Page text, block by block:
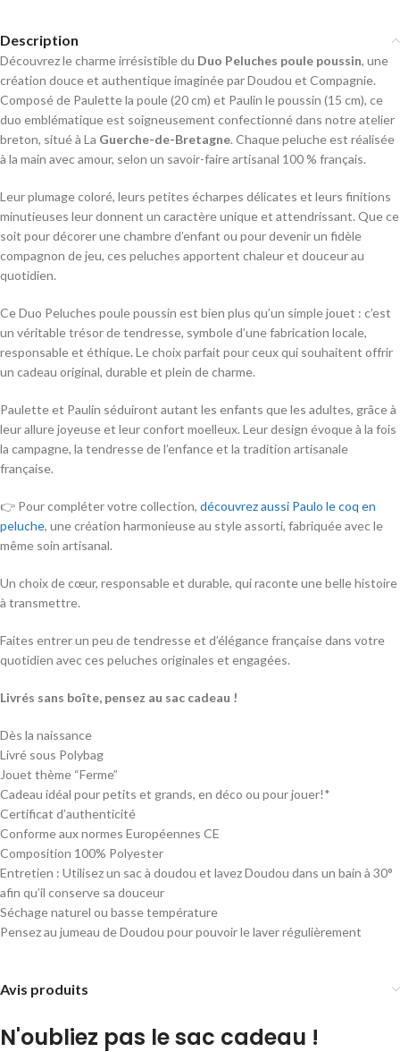
Description
Découvrez le charme irrésistible du Duo Peluches poule poussin, une
création douce et authentique imaginée par Doudou et Compagnie.
Composé de Paulette la poule (20 cm) et Paulin le poussin (15 cm), ce
duo emblématique est soigneusement confectionné dans notre atelier
breton, situé à La Guerche-de-Bretagne. Chaque peluche est réalisée
à la main avec amour, selon un savoir-faire artisanal 100 % français.
Leur plumage coloré, leurs petites écharpes délicates et leurs finitions
minutieuses leur donnent un caractère unique et attendrissant. Que ce
soit pour décorer une chambre d’enfant ou pour devenir un fidèle
compagnon de jeu, ces peluches apportent chaleur et douceur au
quotidien.
Ce Duo Peluches poule poussin est bien plus qu’un simple jouet : c’est
un véritable trésor de tendresse, symbole d’une fabrication locale,
responsable et éthique. Le choix parfait pour ceux qui souhaitent offrir
un cadeau original, durable et plein de charme.
Paulette et Paulin séduiront autant les enfants que les adultes, grâce à
leur allure joyeuse et leur confort moelleux. Leur design évoque à la fois
la campagne, la tendresse de l’enfance et la tradition artisanale
française.
👉 Pour compléter votre collection, découvrez aussi Paulo le coq en
peluche, une création harmonieuse au style assorti, fabriquée avec le
même soin artisanal.
Un choix de cœur, responsable et durable, qui raconte une belle histoire
à transmettre.
Faites entrer un peu de tendresse et d’élégance française dans votre
quotidien avec ces peluches originales et engagées.
Livrés sans boîte, pensez au sac cadeau !
Dès la naissance
Livré sous Polybag
Jouet thème “Ferme”
Cadeau idéal pour petits et grands, en déco ou pour jouer!*
Certificat d’authenticité
Conforme aux normes Européennes CE
Composition 100% Polyester
Entretien : Utilisez un sac à doudou et lavez Doudou dans un bain à 30°
afin qu’il conserve sa douceur
Séchage naturel ou basse température
Pensez au jumeau de Doudou pour pouvoir le laver régulièrement
Avis produits
N'oubliez pas le sac cadeau !